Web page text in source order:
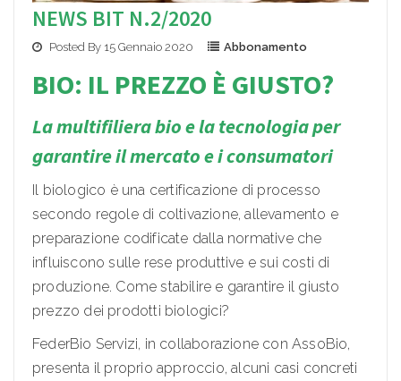
NEWS BIT N.2/2020
Posted By 15 Gennaio 2020 Abbonamento
BIO: IL PREZZO È GIUSTO?
La multifiliera bio e la tecnologia per
garantire il mercato e i consumatori
Il biologico è una certificazione di processo
secondo regole di coltivazione, allevamento e
preparazione codificate dalla normative che
influiscono sulle rese produttive e sui costi di
produzione. Come stabilire e garantire il giusto
prezzo dei prodotti biologici?
FederBio Servizi, in collaborazione con AssoBio,
presenta il proprio approccio, alcuni casi concreti